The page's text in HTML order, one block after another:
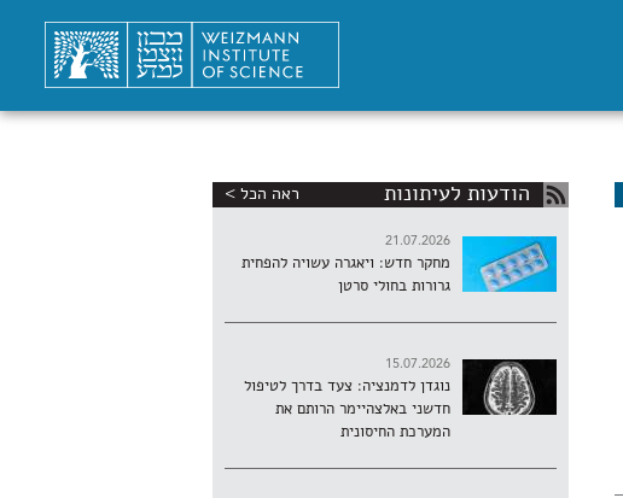
הודעות לעיתונות ראה הכל >
21.07.2026
מחקר חדש: ויאגרה עשויה להפחית
גרורות בחולי סרטן
15.07.2026
נוגדן לדמנציה: צעד בדרך לטיפול
חדשני באלצהיימר הרותם את
המערכת החיסונית